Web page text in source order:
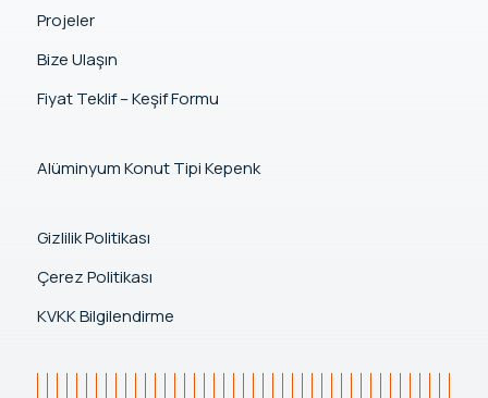
Projeler
Bize Ulaşın
Fiyat Teklif – Keşif Formu
Alüminyum Konut Tipi Kepenk
Gizlilik Politikası
Çerez Politikası
KVKK Bilgilendirme